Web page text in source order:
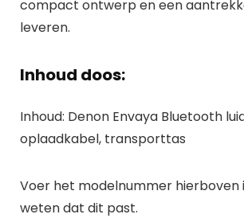
compact ontwerp en een
leveren.
Inhoud doos:
Inhoud: Denon Envaya Bluetooth
oplaadkabel, transporttas
Voer het modelnummer hierboven
weten dat dit past.